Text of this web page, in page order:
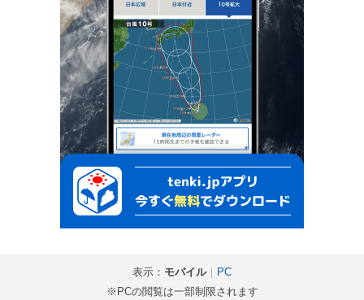
表示： モバイル｜
PC
※PCの閲覧は一部制限されます